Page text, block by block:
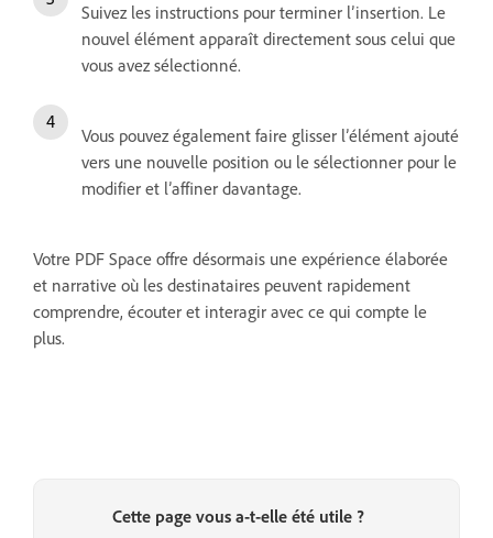
Suivez les instructions pour terminer l’insertion. Le
nouvel élément apparaît directement sous celui que
vous avez sélectionné.
Vous pouvez également faire glisser l’élément ajouté
vers une nouvelle position ou le sélectionner pour le
modifier et l’affiner davantage.
Votre PDF Space offre désormais une expérience élaborée
et narrative où les destinataires peuvent rapidement
comprendre, écouter et interagir avec ce qui compte le
plus.
Cette page vous a-t-elle été utile ?